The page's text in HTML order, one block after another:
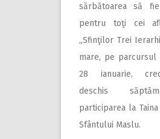
sărbătoarea să
pentru toţi cei
„Sfinţilor Trei
mare, pe
28 ianuarie,
deschis
participarea la
Sfântului Maslu.